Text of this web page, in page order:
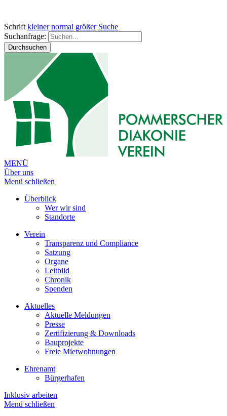
Schrift kleiner normal größer Suche
Suchanfrage:
Durchsuchen
MENÜ
Über uns
Menü schließen
Überblick
Wer wir sind
Standorte
Verein
Transparenz und Compliance
Satzung
Organe
Leitbild
Chronik
Spenden
Aktuelles
Aktuelle Meldungen
Presse
Zertifizierung & Downloads
Bauprojekte
Freie Mietwohnungen
Ehrenamt
Bürgerhafen
Inklusiv arbeiten
Menü schließen